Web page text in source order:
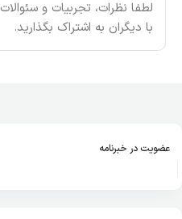
لطفا نظرات، تجربیات و
با دیگران به اشتراک بگذارید.
عضویت در خبرنامه